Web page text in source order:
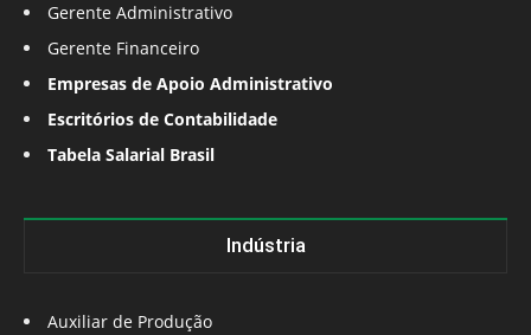
Gerente Administrativo
Gerente Financeiro
Empresas de Apoio Administrativo
Escritórios de Contabilidade
Tabela Salarial Brasil
Indústria
Auxiliar de Produção